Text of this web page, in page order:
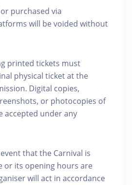
purchased via
will be voided without
printed tickets must
physical ticket at the
Digital copies,
or photocopies of
accepted under any
that the Carnival is
or its opening hours are
will act in accordance